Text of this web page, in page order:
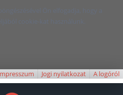
Ön elfogadja, hogy a
cookie-kat használunk.
Jogi nyilatkozat A logóról